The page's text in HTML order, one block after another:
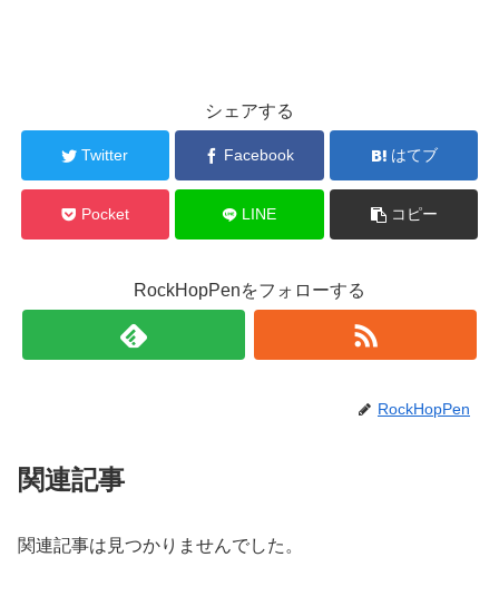
シェアする
Twitter Facebook はてブ
Pocket LINE コピー
RockHopPenをフォローする
RockHopPen
関連記事
関連記事は見つかりませんでした。